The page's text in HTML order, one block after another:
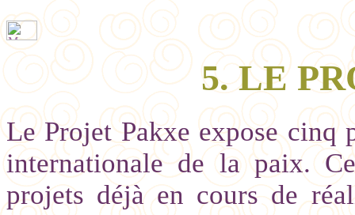
5. LE
Le Projet Pakxe expose
internationale de la paix.
projets déjà en cours de